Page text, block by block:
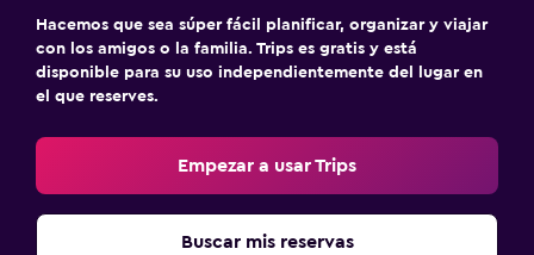
Hacemos que sea súper fácil planificar, organizar y viajar
con los amigos o la familia. Trips es gratis y está
disponible para su uso independientemente del lugar en
el que reserves.
Empezar a usar Trips
Buscar mis reservas